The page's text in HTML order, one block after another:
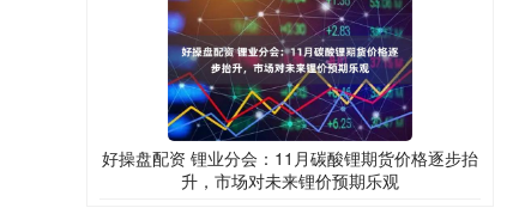
好操盘配资 锂业分会：11月碳酸锂期货价格逐步抬
升，市场对未来锂价预期乐观